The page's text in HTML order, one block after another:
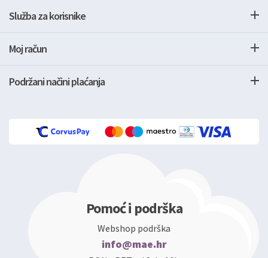
Služba za korisnike
Moj račun
Podržani načini plaćanja
Pomoć i podrška
Webshop podrška
info@mae.hr